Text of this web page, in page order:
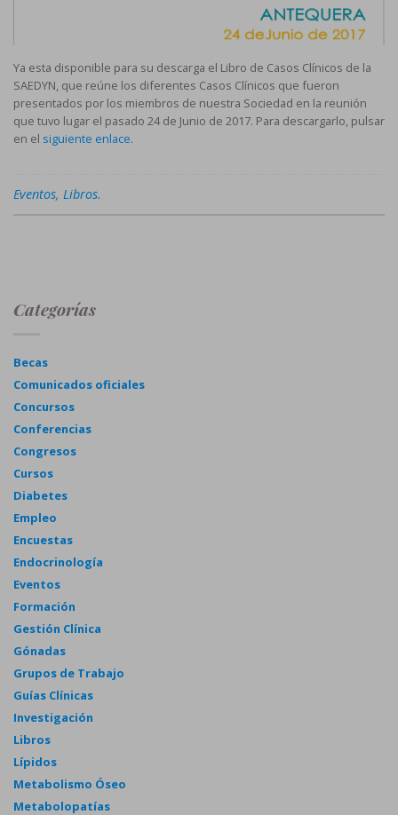
Ya esta disponible para su descarga el Libro de Casos Clínicos de la
SAEDYN, que reúne los diferentes Casos Clínicos que fueron
presentados por los miembros de nuestra Sociedad en la reunión
que tuvo lugar el pasado 24 de Junio de 2017. Para descargarlo, pulsar
en el siguiente enlace.
Eventos, Libros.
Categorías
Becas
Comunicados oficiales
Concursos
Conferencias
Congresos
Cursos
Diabetes
Empleo
Encuestas
Endocrinología
Eventos
Formación
Gestión Clínica
Gónadas
Grupos de Trabajo
Guías Clínicas
Investigación
Libros
Lípidos
Metabolismo Óseo
Metabolopatías